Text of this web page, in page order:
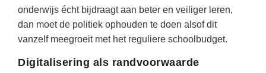
Almere(23)
Dordrecht(21)
Klassieke Talen
Letterkunde
Levensbeschouwing
Meesterbaan onderwijsvacatures
onderwijs écht bijdraagt aan beter en veiliger leren,
dan moet de politiek ophouden te doen alsof dit
vanzelf meegroeit met het reguliere schoolbudget.
Digitalisering als randvoorwaarde